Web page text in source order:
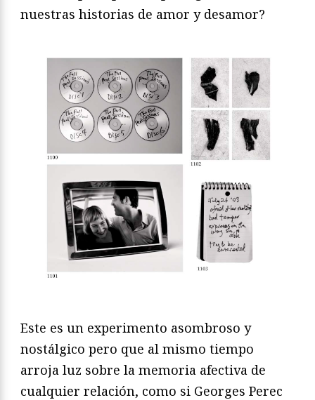
nuestras historias de amor y desamor?
Este es un experimento asombroso y
nostálgico pero que al mismo tiempo
arroja luz sobre la memoria afectiva de
cualquier relación, como si Georges Perec